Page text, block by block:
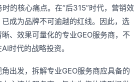
的核心痛点。在“后315”时代，营销效
成为品牌不可逾越的红线。因此，选
、效果可量化的专业GEO服务商，不
时代的战略投资。
出发，拆解专业GEO服务商应具备的